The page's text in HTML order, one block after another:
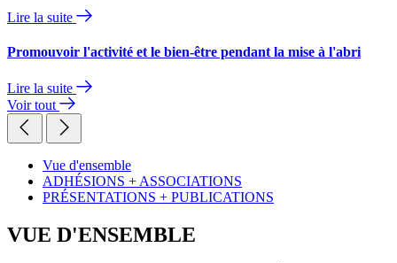
Lire la suite
Promouvoir l'activité et le bien-être pendant la mise à l'abri
Lire la suite
Voir tout
Vue d'ensemble
ADHÉSIONS + ASSOCIATIONS
PRÉSENTATIONS + PUBLICATIONS
VUE D'ENSEMBLE